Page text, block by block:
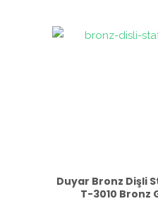
Duyar Bronz Dişli
T-3010 Bronz